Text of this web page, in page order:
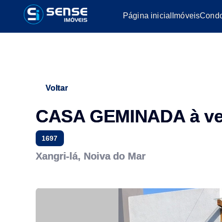
Página inicial Imóveis
Voltar
CASA GEMINADA à
1697
Xangri-lá, Noiva do Mar